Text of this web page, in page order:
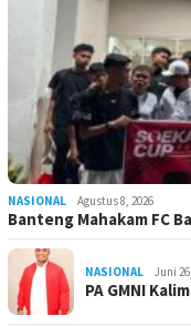
NASIONAL Agustus 8, 2026
Banteng Mahakam FC
NASIONAL Juni
PA GMNI